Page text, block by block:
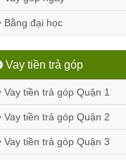
Bằng đại học
Vay tiền trả góp
Vay tiền trả góp Quận 1
Vay tiền trả góp Quận 2
Vay tiền trả góp Quận 3